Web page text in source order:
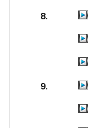
8.
9.